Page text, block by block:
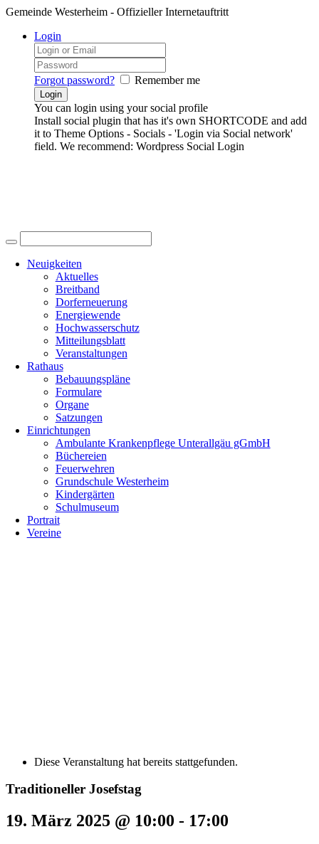
Gemeinde Westerheim - Offizieller Internetauftritt
Login
Forgot password? Remember me
You can login using your social profile
Install social plugin that has it's own SHORTCODE and add
it to Theme Options - Socials - 'Login via Social network'
field. We recommend: Wordpress Social Login
Neuigkeiten
Aktuelles
Breitband
Dorferneuerung
Energiewende
Hochwasserschutz
Mitteilungsblatt
Veranstaltungen
Rathaus
Bebauungspläne
Formulare
Organe
Satzungen
Einrichtungen
Ambulante Krankenpflege Unterallgäu gGmbH
Büchereien
Feuerwehren
Grundschule Westerheim
Kindergärten
Schulmuseum
Portrait
Vereine
Diese Veranstaltung hat bereits stattgefunden.
Traditioneller Josefstag
19. März 2025 @ 10:00 - 17:00